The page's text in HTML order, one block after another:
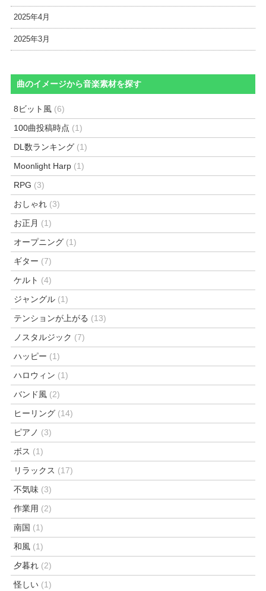
2025年4月
2025年3月
曲のイメージから音楽素材を探す
8ビット風 (6)
100曲投稿時点 (1)
DL数ランキング (1)
Moonlight Harp (1)
RPG (3)
おしゃれ (3)
お正月 (1)
オープニング (1)
ギター (7)
ケルト (4)
ジャングル (1)
テンションが上がる (13)
ノスタルジック (7)
ハッピー (1)
ハロウィン (1)
バンド風 (2)
ヒーリング (14)
ピアノ (3)
ボス (1)
リラックス (17)
不気味 (3)
作業用 (2)
南国 (1)
和風 (1)
夕暮れ (2)
怪しい (1)